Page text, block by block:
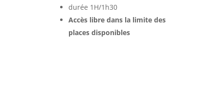
durée 1H/1h30
Accès libre dans la limite des
places disponibles